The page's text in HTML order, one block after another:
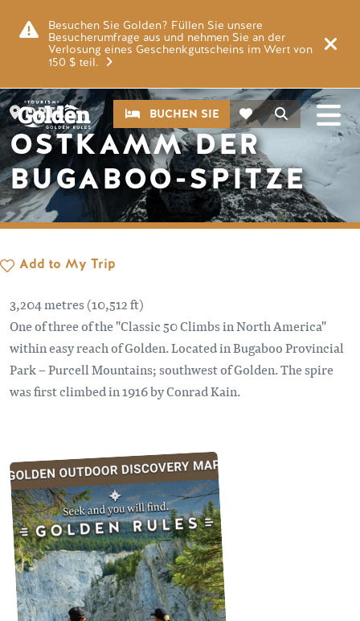
Besuchen Sie Golden? Füllen Sie unsere
Besucherumfrage aus und nehmen Sie an der
Verlosung eines Geschenkgutscheins im Wert von
150 $ teil.
Suche
CTABUCHEN SIE
ORTE
OSTKAMM DER
BUGABOO-SPITZE
Add to My Trip
3,204 metres (10,512 ft)
One of three of the "Classic 50 Climbs in North America"
within easy reach of Golden. Located in Bugaboo Provincial
Park – Purcell Mountains; southwest of Golden. The spire
was first climbed in 1916 by Conrad Kain.